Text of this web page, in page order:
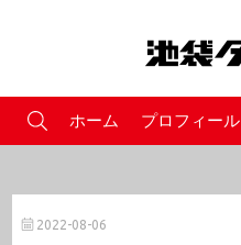
ホーム プロフィール
2022-08-06